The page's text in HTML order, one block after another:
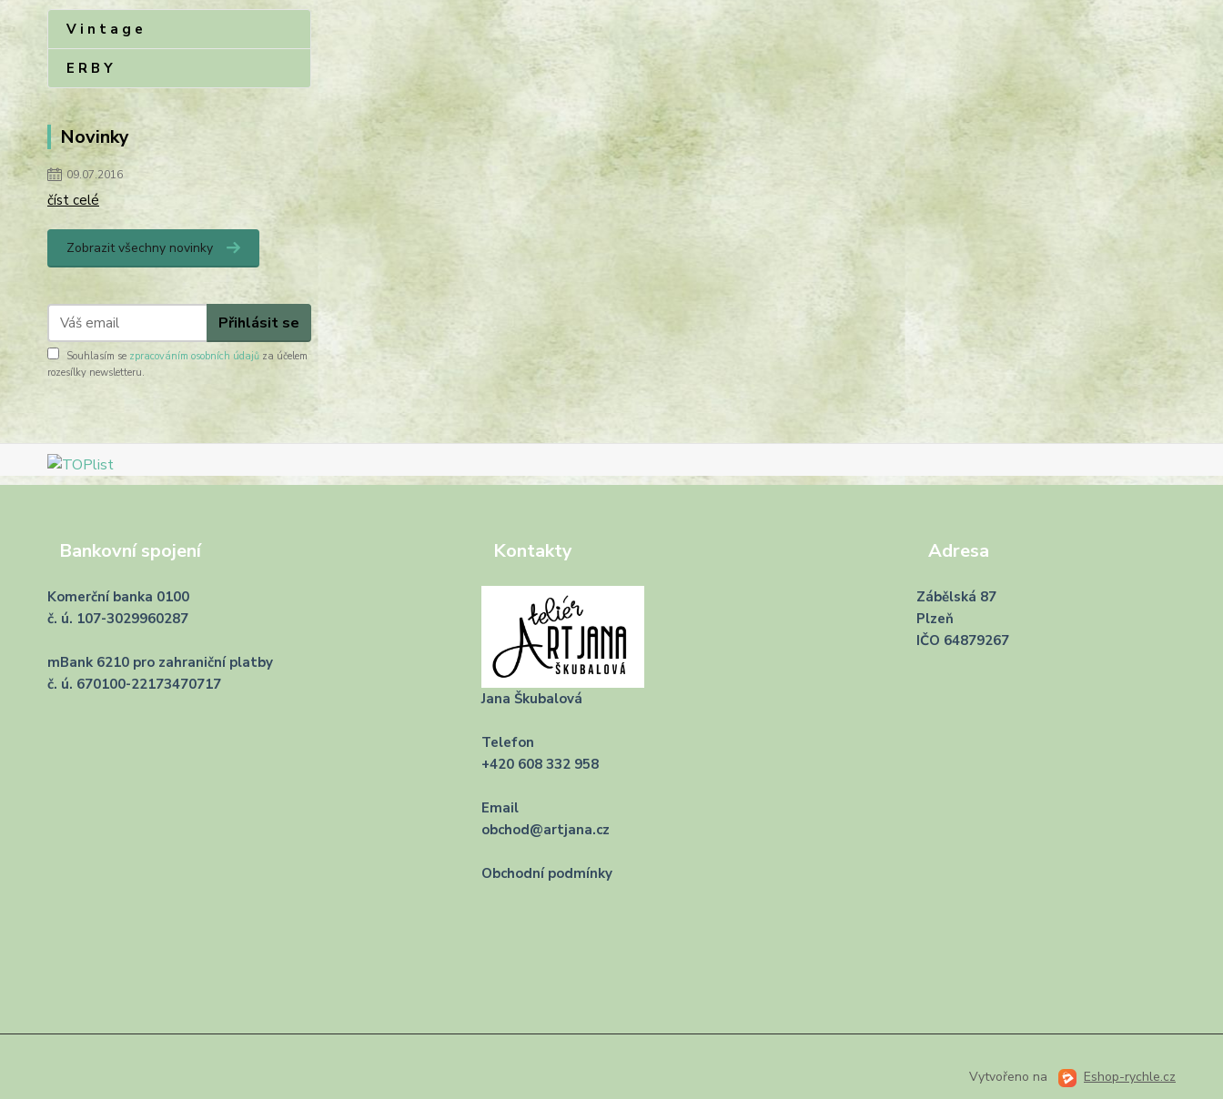
V i n t a g e
E R B Y
Novinky
09.07.2016
číst celé
Zobrazit všechny novinky
Přihlásit se
Souhlasím se zpracováním osobních údajů za účelem
rozesílky newsletteru.
Bankovní spojení
Komerční banka 0100
č. ú. 107-3029960287
mBank 6210 pro zahraniční platby
č. ú. 670100-22173470717
Kontakty
Jana Škubalová
Telefon
+420 608 332 958
Email
obchod@artjana.cz
Obchodní podmínky
Adresa
Zábělská 87
Plzeň
IČO 64879267
Vytvořeno na Eshop-rychle.cz